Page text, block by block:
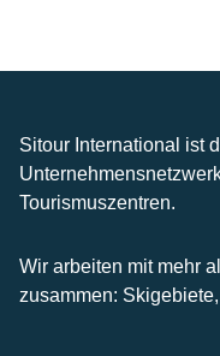
Sitour International ist
Tourismuszentren.
Wir arbeiten mit mehr
zusammen: